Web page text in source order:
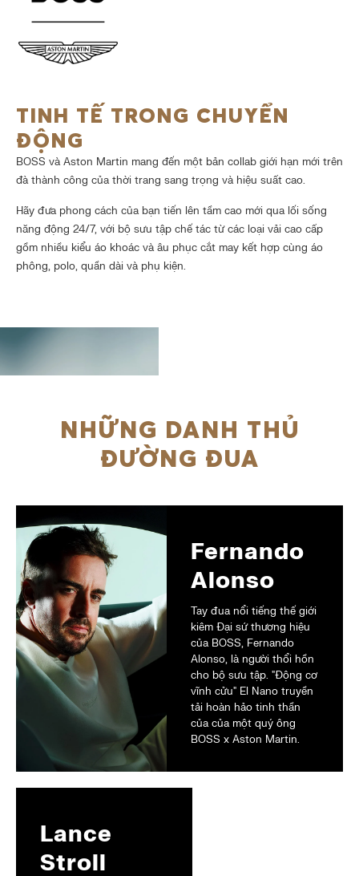
TINH TẾ TRONG CHUYỂN
ĐỘNG
BOSS và Aston Martin mang đến một bản collab giới hạn mới trên
đà thành công của thời trang sang trọng và hiệu suất cao.
Hãy đưa phong cách của bạn tiến lên tầm cao mới qua lối sống
năng động 24/7, với bộ sưu tập chế tác từ các loại vải cao cấp
gồm nhiều kiểu áo khoác và âu phục cắt may kết hợp cùng áo
phông, polo, quần dài và phụ kiện.
NHỮNG DANH THỦ
ĐƯỜNG ĐUA
Fernando
Alonso
Tay đua nổi tiếng thế giới
kiêm Đại sứ thương hiệu
của BOSS, Fernando
Alonso, là người thổi hồn
cho bộ sưu tập. "Động cơ
vĩnh cửu" El Nano truyền
tải hoàn hảo tinh thần
của của một quý ông
BOSS x Aston Martin.
Lance
Stroll